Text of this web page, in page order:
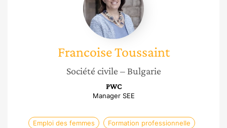
FrancoiseToussaint
Société civile – Bulgarie
PWC
Manager SEE
Emploi des femmes Formation professionnelle